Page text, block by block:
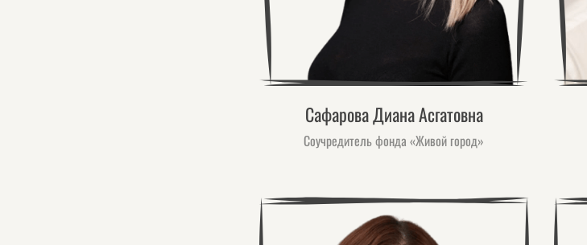
Сафарова Диана Асгатовна
Соучредитель фонда «Живой город»